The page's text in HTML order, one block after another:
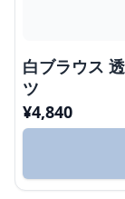
白ブラウス
ツ
¥4,840